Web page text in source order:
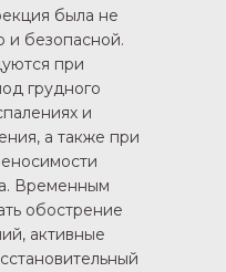
была не
и безопасной.
при
грудного
и
а также при
Временным
обострение
активные